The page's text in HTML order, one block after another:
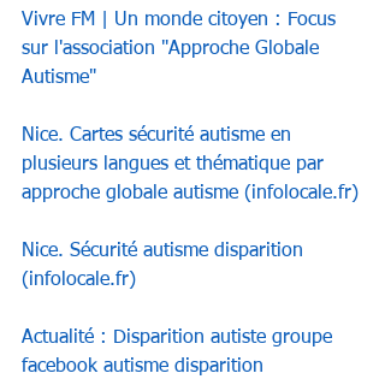
Vivre FM | Un monde citoyen : Focus
sur l'association "Approche Globale
Autisme"
Nice. Cartes sécurité autisme en
plusieurs langues et thématique par
approche globale autisme (infolocale.fr)
Nice. Sécurité autisme disparition
(infolocale.fr)
Actualité : Disparition autiste groupe
facebook autisme disparition